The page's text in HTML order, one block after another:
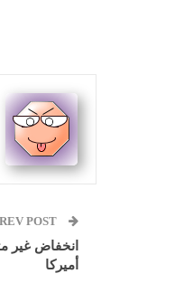
انخفاض غير
أميركا